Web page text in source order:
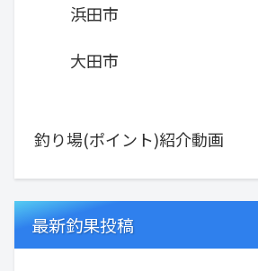
浜田市
大田市
釣り場(ポイント)紹介動画
最新釣果投稿